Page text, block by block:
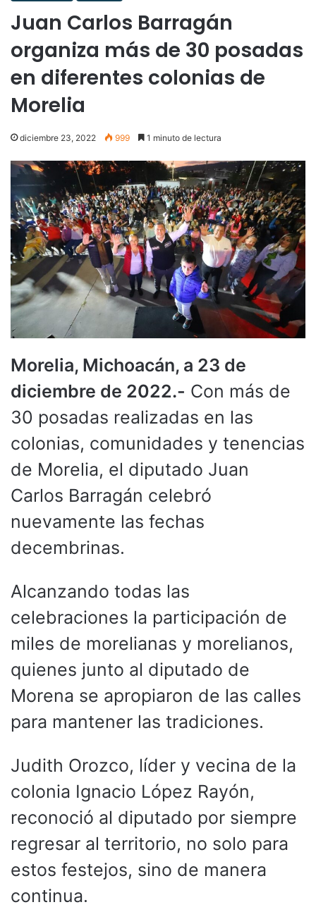
Juan Carlos Barragán
organiza más de 30 posadas
en diferentes colonias de
Morelia
diciembre 23, 2022 999 1 minuto de lectura
Morelia, Michoacán, a 23 de
diciembre de 2022.- Con más de
30 posadas realizadas en las
colonias, comunidades y tenencias
de Morelia, el diputado Juan
Carlos Barragán celebró
nuevamente las fechas
decembrinas.
Alcanzando todas las
celebraciones la participación de
miles de morelianas y morelianos,
quienes junto al diputado de
Morena se apropiaron de las calles
para mantener las tradiciones.
Judith Orozco, líder y vecina de la
colonia Ignacio López Rayón,
reconoció al diputado por siempre
regresar al territorio, no solo para
estos festejos, sino de manera
continua.